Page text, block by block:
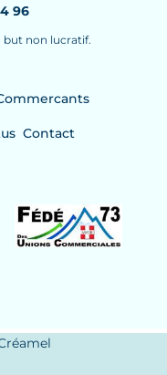
96
but non lucratif.
Contact